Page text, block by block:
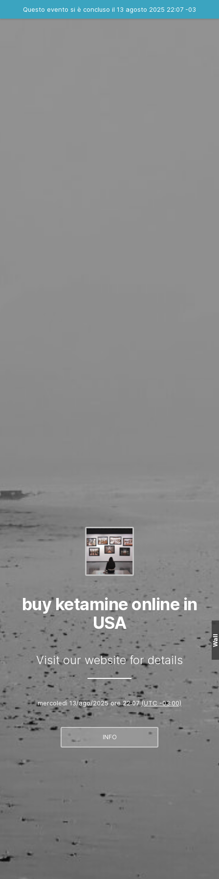
Questo evento si è concluso il 13 agosto 2025 22:07 -03
buy ketamine online in
USA
Visit our website for details
mercoledì 13/ago/2025 ore 22:07(UTC -03:00)
INFO
Wall